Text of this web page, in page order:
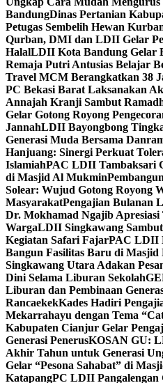
BandungDinas Pertanian
Petugas Sembelih Hewan
Qurban, DMI dan LDII Gelar
HalalLDII Kota Bandung Gelar
Remaja Putri Antusias Belajar
Travel MCM Berangkatkan 38
PC Bekasi Barat Laksanakan
Annajah Kranji Sambut
Gelar Gotong Royong
JannahLDII Bayongbong
Generasi Muda Bersama
Hanjuang: Sinergi Perkuat
IslamiahPAC LDII Tambaksari
di Masjid Al Mukmin
Solear: Wujud Gotong Royong
MasyarakatPengajian Bulanan
Dr. Mokhamad Ngajib Apresiasi
WargaLDII Singkawang
Kegiatan Safari FajarPAC LDII
Bangun Fasilitas Baru di Masjid
Singkawang Utara Adakan
Dini Selama Liburan Sekolah
Liburan dan Pembinaan
RancaekekKades Hadiri
Mekarrahayu dengan Tema
Kabupaten Cianjur Gelar
Generasi PenerusKOSAN GU:
Akhir Tahun untuk Generasi
Gelar “Pesona Sahabat” di
KatapangPC LDII Pangalengan